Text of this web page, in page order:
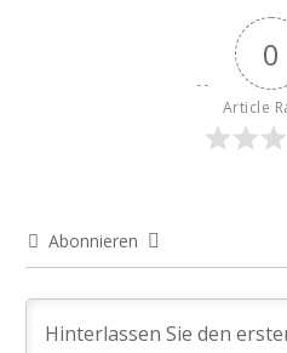
0
Article
Abonnieren